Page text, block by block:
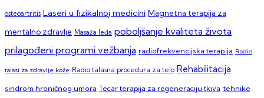
osteoartritis Laseri u fizikalnoj medicini Magnetna terapija za
mentalno zdravlje Masaža leđa poboljšanje kvaliteta života
prilagođeni programi vežbanja radiofrekvencijska terapija Radio
talasi za zdravlje kože Radio talasna procedura za telo Rehabilitacija
sindrom hroničnog umora Tecar terapija za regeneraciju tkiva tehnike